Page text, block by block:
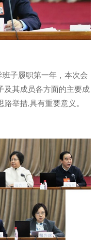
子履职第一年，本次会
及其成员各方面的主要成
举措,具有重要意义。